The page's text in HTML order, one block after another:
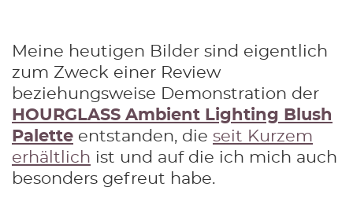
Meine heutigen Bilder sind eigentlich
zum Zweck einer Review
beziehungsweise Demonstration der
HOURGLASS Ambient Lighting Blush
Palette entstanden, die seit Kurzem
erhältlich ist und auf die ich mich auch
besonders gefreut habe.